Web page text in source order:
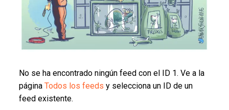
No se ha encontrado ningún feed con el ID 1. Ve a la
página Todos los feeds y selecciona un ID de un
feed existente.